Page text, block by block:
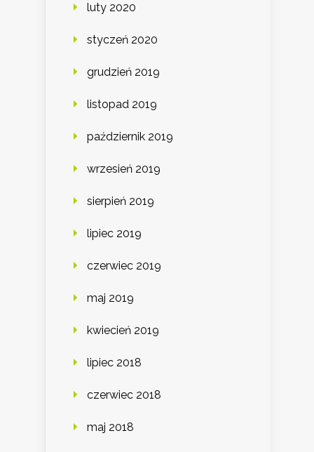
luty 2020
styczeń 2020
grudzień 2019
listopad 2019
październik 2019
wrzesień 2019
sierpień 2019
lipiec 2019
czerwiec 2019
maj 2019
kwiecień 2019
lipiec 2018
czerwiec 2018
maj 2018